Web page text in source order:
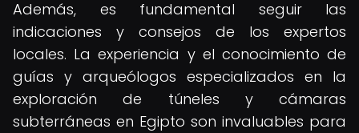
Además, es fundamental seguir las
indicaciones y consejos de los expertos
locales. La experiencia y el conocimiento de
guías y arqueólogos especializados en la
exploración de túneles y cámaras
subterráneas en Egipto son invaluables para